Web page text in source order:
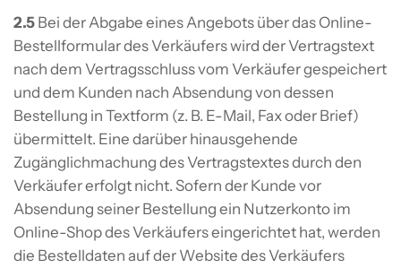
2.5 Bei der Abgabe eines Angebots über das Online-
Bestellformular des Verkäufers wird der Vertragstext
nach dem Vertragsschluss vom Verkäufer gespeichert
und dem Kunden nach Absendung von dessen
Bestellung in Textform (z. B. E-Mail, Fax oder Brief)
übermittelt. Eine darüber hinausgehende
Zugänglichmachung des Vertragstextes durch den
Verkäufer erfolgt nicht. Sofern der Kunde vor
Absendung seiner Bestellung ein Nutzerkonto im
Online-Shop des Verkäufers eingerichtet hat, werden
die Bestelldaten auf der Website des Verkäufers